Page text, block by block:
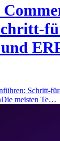
Schritt-
meisten Te…